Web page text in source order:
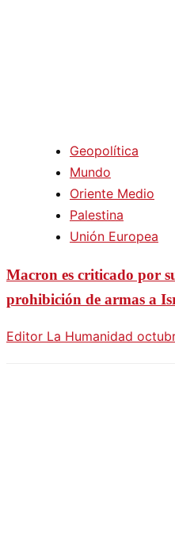
Geopolítica
Mundo
Oriente Medio
Palestina
Unión Europea
Macron es criticado por
prohibición de armas a
Editor La Humanidad